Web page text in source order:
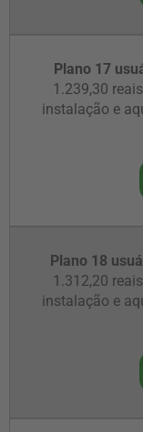
Plano 17
1.239,30
instalação e
Plano 18
1.312,20
instalação e